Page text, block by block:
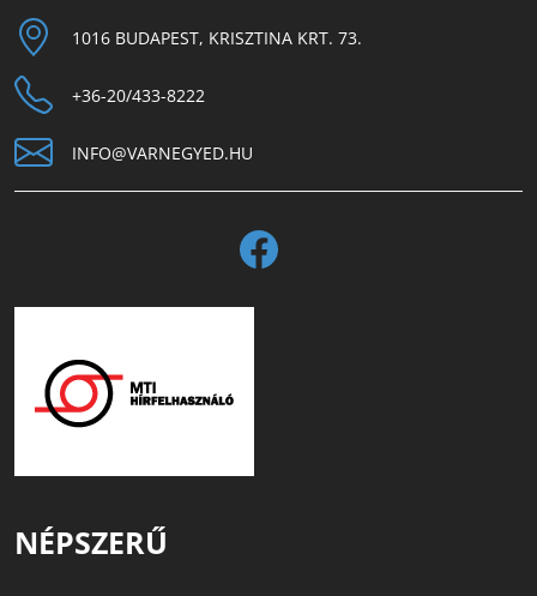
1016 BUDAPEST, KRISZTINA KRT. 73.
+36-20/433-8222
INFO@VARNEGYED.HU
NÉPSZERŰ